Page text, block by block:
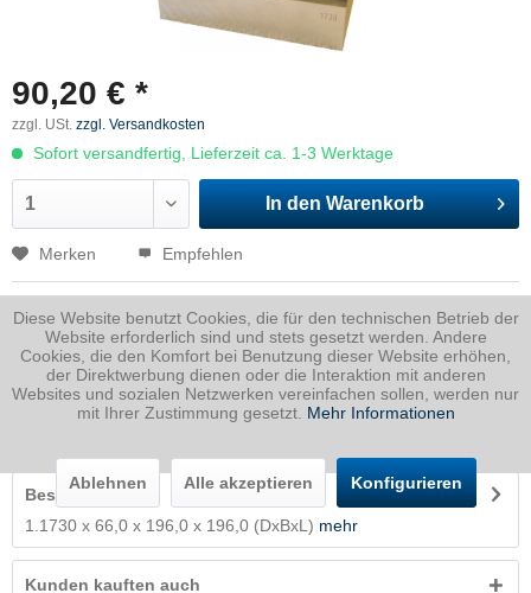
90,20 € *
zzgl. USt. zzgl. Versandkosten
Sofort versandfertig, Lieferzeit ca. 1-3 Werktage
In den Warenkorb
Merken Empfehlen
Dicke
66 mm
Breite
196 mm
Länge
196 mm
Beschreibung
1.1730 x 66,0 x 196,0 x 196,0 (DxBxL) mehr
Kunden kauften auch
Diese Website benutzt Cookies, die für den technischen Betrieb der
Website erforderlich sind und stets gesetzt werden. Andere
Cookies, die den Komfort bei Benutzung dieser Website erhöhen,
der Direktwerbung dienen oder die Interaktion mit anderen
Websites und sozialen Netzwerken vereinfachen sollen, werden nur
mit Ihrer Zustimmung gesetzt. Mehr Informationen
Ablehnen Alle akzeptieren Konfigurieren